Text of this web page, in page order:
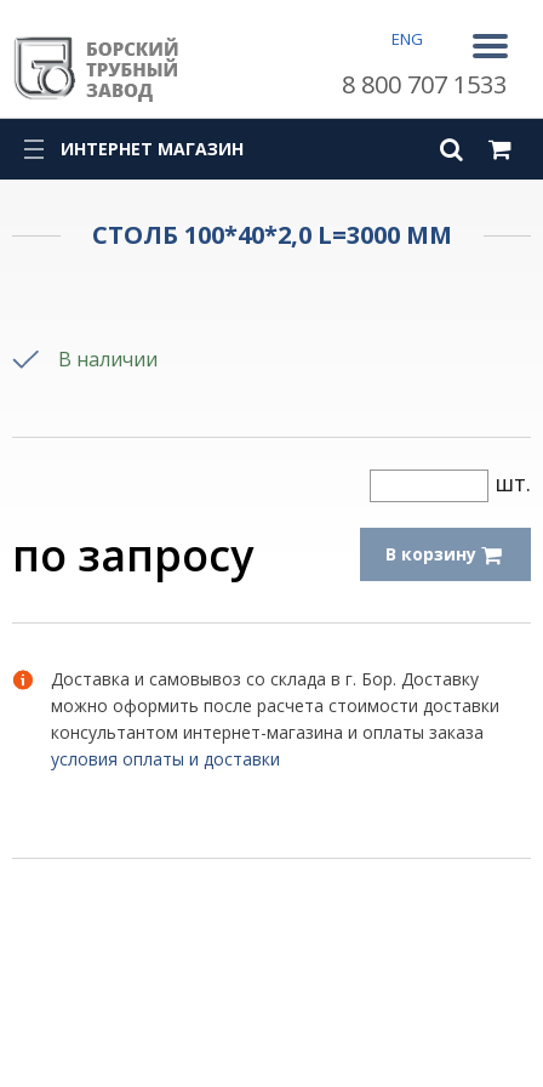
ENG
8 800 707 1533
ИНТЕРНЕТ МАГАЗИН
СТОЛБ 100*40*2,0 L=3000 ММ
В наличии
шт.
по запросу В корзину
Доставка и самовывоз со склада в г. Бор. Доставку
можно оформить после расчета стоимости доставки
консультантом интернет-магазина и оплаты заказа
условия оплаты и доставки